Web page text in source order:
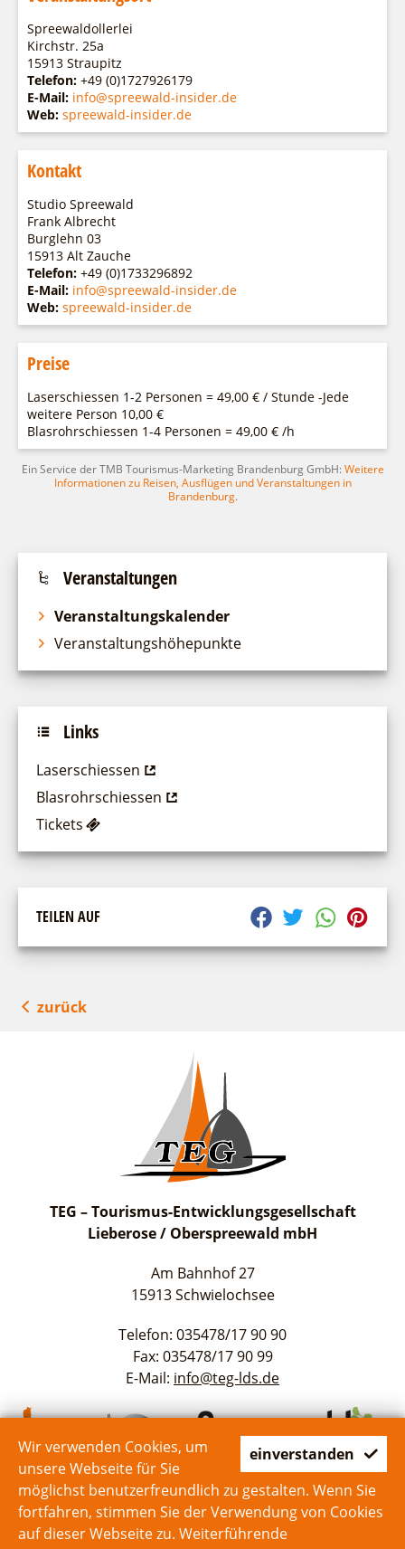
einverstanden
Wir verwenden Cookies, um
unsere Webseite für Sie
möglichst benutzerfreundlich zu gestalten. Wenn Sie
fortfahren, stimmen Sie der Verwendung von Cookies
auf dieser Webseite zu. Weiterführende
Spreewaldollerlei
Kirchstr. 25a
15913 Straupitz
Telefon: +49 (0)1727926179
E-Mail: info@spreewald-insider.de
Web: spreewald-insider.de
Kontakt
Studio Spreewald
Frank Albrecht
Burglehn 03
15913 Alt Zauche
Telefon: +49 (0)1733296892
E-Mail: info@spreewald-insider.de
Web: spreewald-insider.de
Preise
Laserschiessen 1-2 Personen = 49,00 € / Stunde -Jede
weitere Person 10,00 €
Blasrohrschiessen 1-4 Personen = 49,00 € /h
Ein Service der TMB Tourismus-Marketing Brandenburg GmbH:Weitere
Informationen zu Reisen, Ausflügen und Veranstaltungen in
Brandenburg.
Veranstaltungen
Veranstaltungskalender
Veranstaltungshöhepunkte
Links
Laserschiessen
Blasrohrschiessen
Tickets
TEILEN AUF
zurück
TEG – Tourismus-Entwicklungsgesellschaft
Lieberose / Oberspreewald mbH
Am Bahnhof 27
15913 Schwielochsee
Telefon: 035478/17 90 90
Fax: 035478/17 90 99
E-Mail: info@teg-lds.de
Start Kontakt Impressum Datenschutz